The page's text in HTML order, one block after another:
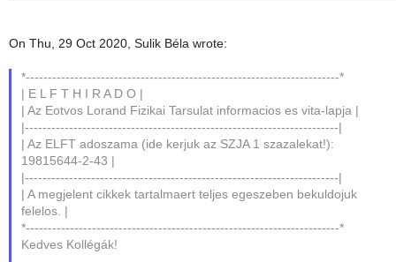
On Thu, 29 Oct 2020, Sulik Béla wrote:
*-----------------------------------------------------------------------*
| E L F T H I R A D O |
| Az Eotvos Lorand Fizikai Tarsulat informacios es vita-lapja |
|-----------------------------------------------------------------------|
| Az ELFT adoszama (ide kerjuk az SZJA 1 szazalekat!):
19815644-2-43 |
|-----------------------------------------------------------------------|
| A megjelent cikkek tartalmaert teljes egeszeben bekuldojuk
felelos. |
*-----------------------------------------------------------------------*
Kedves Kollégák!